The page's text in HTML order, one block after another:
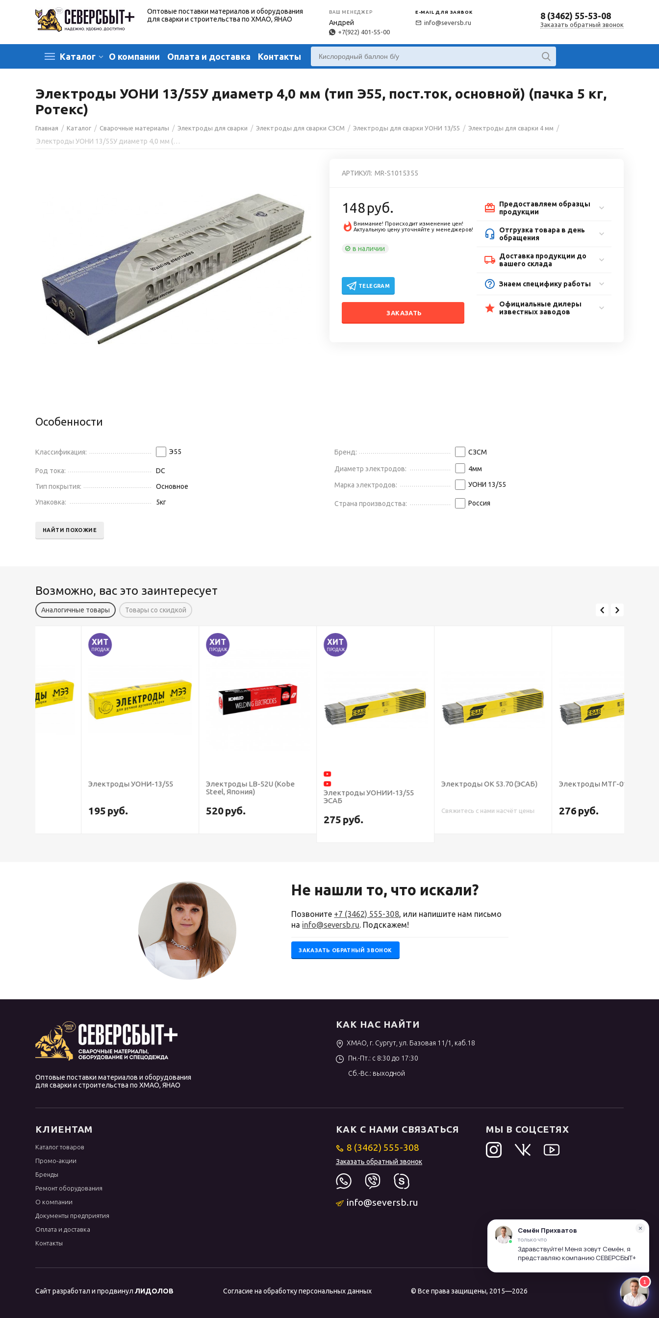
Оптовые поставки материалов и оборудования
для сварки и строительства по ХМАО, ЯНАО
ВАШ МЕНЕДЖЕР
Андрей
+7(922) 401-55-00
E-MAIL ДЛЯ ЗАЯВОК
info@seversb.ru
8 (3462) 55-53-08
Заказать обратный звонок
Каталог О компании Оплата и доставка Контакты
Электроды УОНИ 13/55У диаметр 4,0 мм (тип Э55, пост.ток, основной) (пачка 5 кг,
Ротекс)
Главная / Каталог / Сварочные материалы / Электроды для сварки / Электроды для сварки СЗСМ / Электроды для сварки УОНИ 13/55 / Электроды для сварки 4 мм /
Электроды УОНИ 13/55У диаметр 4,0 мм (тип Э55, пост.ток, основной) (пачка 5 кг, Ротекс)
АРТИКУЛ: MR-S1015355
148руб.
Внимание! Происходит изменение цен!
Актуальную цену уточняйте у менеджеров!
в наличии
TELEGRAM
ЗАКАЗАТЬ
Предоставляем образцы
продукции
Отгрузка товара в день
обращения
Доставка продукции до
вашего склада
Знаем специфику работы
Официальные дилеры
известных заводов
Особенности
Классификация: Э55
Род тока:
DC
Тип покрытия:
Основное
Упаковка:
5кг
Бренд: СЗСМ
Диаметр электродов: 4мм
Марка электродов: УОНИ 13/55
Страна производства: Россия
НАЙТИ ПОХОЖИЕ
Возможно, вас это заинтересует
Аналогичные товары Товары со скидкой
Электроды УОНИ-13/55
Электроды LB-52U (Kobe
Steel, Япония)
Электроды УОНИИ-13/55
Электроды ОК 53.70 (ЭСАБ)
Свяжитесь с нами насчёт цены
Электроды МТГ-01К
276 руб.
Не нашли то, что искали?
Позвоните +7 (3462) 555-308, или напишите нам письмо
на info@seversb.ru. Подскажем!
ЗАКАЗАТЬ ОБРАТНЫЙ ЗВОНОК
Оптовые поставки материалов и оборудования
для сварки и строительства по ХМАО, ЯНАО
КАК НАС НАЙТИ
ХМАО, г. Сургут, ул. Базовая 11/1, каб.18
Пн.-Пт.: с 8:30 до 17:30
Сб.-Вс.: выходной
КЛИЕНТАМ
Каталог товаров
Промо-акции
Бренды
Ремонт оборудования
О компании
Документы предприятия
Оплата и доставка
Контакты
КАК С НАМИ СВЯЗАТЬСЯ
8 (3462) 555-308
Заказать обратный звонок
info@seversb.ru
МЫ В СОЦСЕТЯХ
Сайт разработал и продвинулЛИДОЛОВ Согласие на обработку персональных данных © Все права защищены, 2015—2026